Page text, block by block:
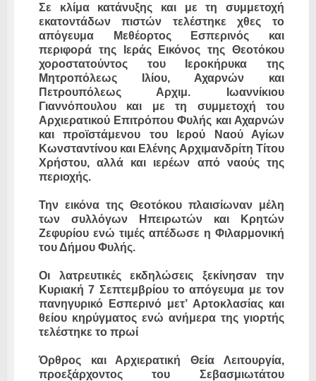
Σε κλίμα κατάνυξης και με τη συμμετοχή
εκατοντάδων πιστών τελέστηκε χθες το
απόγευμα Μεθέορτος Εσπερινός και
περιφορά της Ιεράς Εικόνος της Θεοτόκου
χοροστατούντος του Ιεροκήρυκα της
Μητροπόλεως Ιλίου, Αχαρνών και
Πετρουπόλεως Αρχιμ. Ιωαννίκιου
Γιαννόπουλου και με τη συμμετοχή του
Αρχιερατικού Επιτρόπου Φυλής και Αχαρνών
και προϊστάμενου του Ιερού Ναού Αγίων
Κωνσταντίνου και Ελένης Αρχιμανδρίτη Τίτου
Χρήστου, αλλά και ιερέων από ναούς της
περιοχής.
Την εικόνα της Θεοτόκου πλαισίωναν μέλη
των συλλόγων Ηπειρωτών και Κρητών
Ζεφυρίου ενώ τιμές απέδωσε η Φιλαρμονική
του Δήμου Φυλής.
Οι λατρευτικές εκδηλώσεις ξεκίνησαν την
Κυριακή 7 Σεπτεμβρίου το απόγευμα με τον
πανηγυρικό Εσπερινό μετ’ Αρτοκλασίας και
θείου κηρύγματος ενώ ανήμερα της γιορτής
τελέστηκε το πρωί
Όρθρος και Αρχιερατική Θεία Λειτουργία,
προεξάρχοντος του Σεβασμιωτάτου